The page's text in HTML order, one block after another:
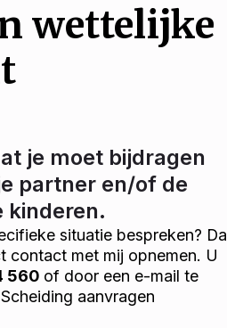
wettelijke
je moet bijdragen
partner en/of de
kinderen.
situatie bespreken?
contact met mij opnemen. U
560 of door een e-mail te
aanvragen